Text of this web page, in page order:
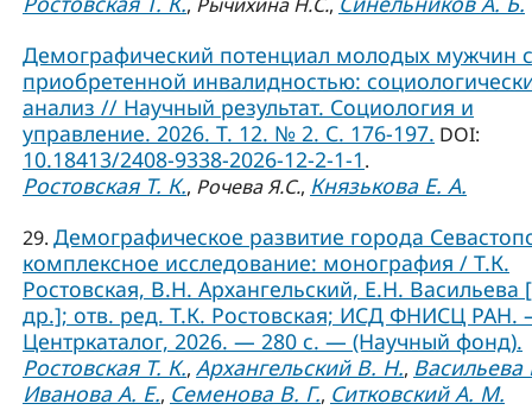
Демографический потенциал молодых мужчин с
приобретенной инвалидностью:
анализ // Научный результат. Социология и
управление. 2026. Т. 12. № 2. С. 176-197. DOI:
10.18413/2408-9338-2026-12-2-1-1.
Ростовская Т. К., Рочева Я.С., Князькова Е. А.
29. Демографическое развитие города
комплексное исследование: монография / Т.К.
Ростовская, В.Н. Архангельский, Е.Н. Васильева
др.]; отв. ред. Т.К. Ростовская; ИСД ФНИСЦ
Центркаталог, 2026. — 280 с. — (Научный фонд).
Ростовская Т. К., Архангельский В. Н., Васильева
Иванова А. Е., Семенова В. Г., Ситковский А. М.